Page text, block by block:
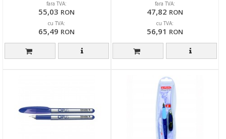
fara TVA:
55,03 RON
cu TVA:
65,49 RON
fara TVA:
47,82 RON
cu TVA:
56,91 RON